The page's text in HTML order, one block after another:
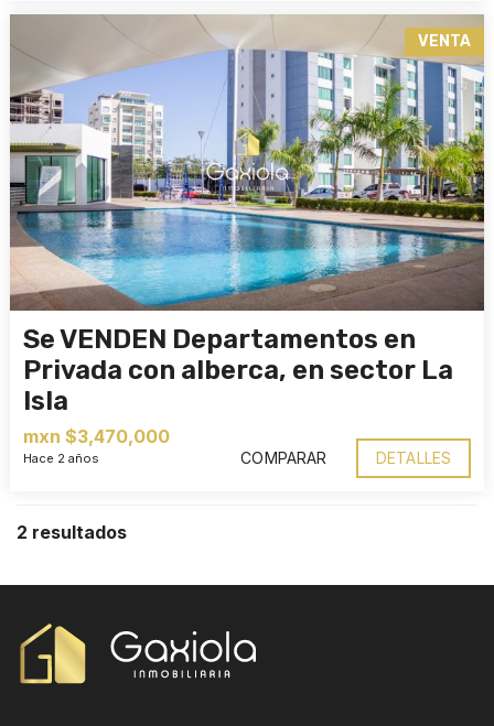
VENTA
Se VENDEN Departamentos en
Privada con alberca, en sector La
Isla
mxn $3,470,000
Hace 2 años COMPARAR DETALLES
2 resultados